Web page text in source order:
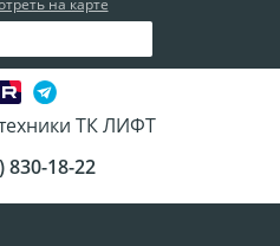
на карте
830-18-22